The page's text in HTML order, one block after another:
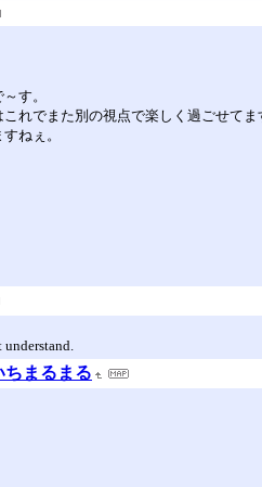
す。
れでまた別の視点で楽しく過ごせてま
ねぇ。
understand.
ちまるまる